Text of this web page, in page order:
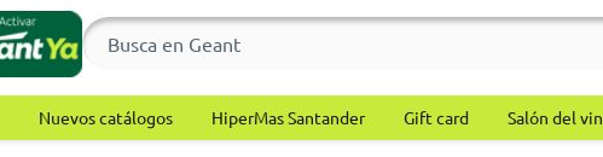
Nuevos catálogos HiperMas Santander Gift card Salón del